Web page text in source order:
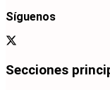
Síguenos
Secciones